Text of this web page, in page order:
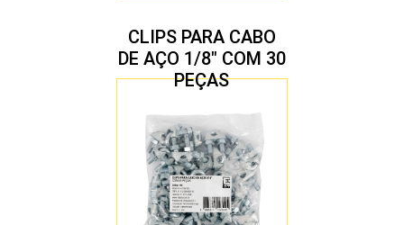
CLIPS PARA CABO
DE AÇO 1/8″ COM 30
PEÇAS